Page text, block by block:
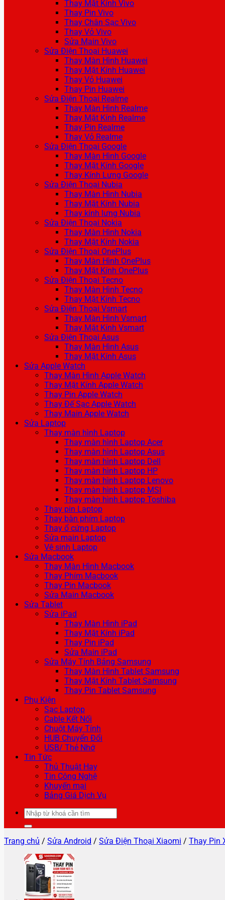
Thay Mặt Kính Vivo
Thay Pin Vivo
Thay Chân Sạc Vivo
Thay Vỏ Vivo
Sửa Main Vivo
Sửa Điện Thoại Huawei
Thay Màn Hình Huawei
Thay Mặt Kính Huawei
Thay Vỏ Huawei
Thay Pin Huawei
Sửa Điện Thoại Realme
Thay Màn Hình Realme
Thay Mặt Kính Realme
Thay Pin Realme
Thay Vỏ Realme
Sửa Điện Thoại Google
Thay Màn Hình Google
Thay Mặt Kính Google
Thay Kính Lưng Google
Sửa Điện Thoại Nubia
Thay Màn Hình Nubia
Thay Mặt Kính Nubia
Thay kính lưng Nubia
Sửa Điện Thoại Nokia
Thay Màn Hình Nokia
Thay Mặt Kính Nokia
Sửa Điện Thoại OnePlus
Thay Màn Hình OnePlus
Thay Mặt Kính OnePlus
Sửa Điện Thoại Tecno
Thay Màn Hình Tecno
Thay Mặt Kính Tecno
Sửa Điện Thoại Vsmart
Thay Màn Hình Vsmart
Thay Mặt Kính Vsmart
Sửa Điện Thoại Asus
Thay Màn Hình Asus
Thay Mặt Kính Asus
Sửa Apple Watch
Thay Màn Hình Apple Watch
Thay Mặt Kính Apple Watch
Thay Pin Apple Watch
Thay Đế Sạc Apple Watch
Thay Main Apple Watch
Sửa Laptop
Thay màn hình Laptop
Thay màn hình Laptop Acer
Thay màn hình Laptop Asus
Thay màn hình Laptop Dell
Thay màn hình Laptop HP
Thay màn hình Laptop Lenovo
Thay màn hình Laptop MSI
Thay màn hình Laptop Toshiba
Thay pin Laptop
Thay bàn phím Laptop
Thay ổ cứng Laptop
Sửa main Laptop
Vệ sinh Laptop
Sửa Macbook
Thay Màn Hình Macbook
Thay Phím Macbook
Thay Pin Macbook
Sửa Main Macbook
Sửa Tablet
Sửa iPad
Thay Màn Hình iPad
Thay Mặt Kính iPad
Thay Pin iPad
Sửa Main iPad
Sửa Máy Tính Bảng Samsung
Thay Màn Hình Tablet Samsung
Thay Mặt Kính Tablet Samsung
Thay Pin Tablet Samsung
Phụ Kiện
Sạc Laptop
Cable Kết Nối
Chuột Máy Tính
HUB Chuyển Đổi
USB/ Thẻ Nhớ
Tin Tức
Thủ Thuật Hay
Tin Công Nghệ
Khuyến mại
Bảng Giá Dịch Vụ
Tìm
kiếm:
Trang chủ / Sửa Android / Sửa Điện Thoại Xiaomi / Thay Pin